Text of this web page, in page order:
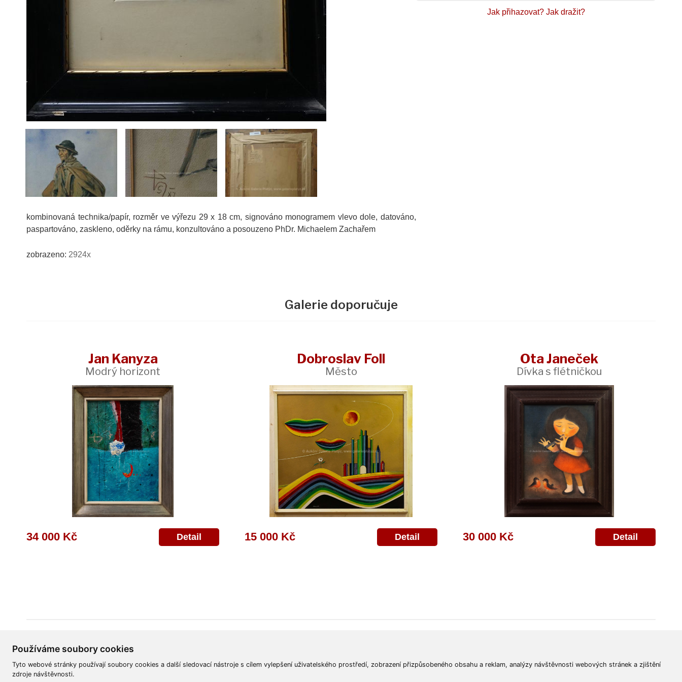
Používáme soubory cookies
Tyto webové stránky používají soubory cookies a další sledovací nástroje s cílem vylepšení uživatelského prostředí, zobrazení přizpůsobeného obsahu a reklam, analýzy návštěvnosti webových stránek a zjištění
zdroje návštěvnosti.
kombinovaná technika/papír, rozměr ve výřezu 29 x 18 cm, signováno monogramem vlevo dole, datováno,
paspartováno, zaskleno, oděrky na rámu, konzultováno a posouzeno PhDr. Michaelem Zachařem
zobrazeno: 2924x
Jak přihazovat? Jak dražit?
Galerie doporučuje
Jan Kanyza
Modrý horizont
34 000 Kč Detail
Dobroslav Foll
Město
15 000 Kč Detail
Ota Janeček
Dívka s flétničkou
30 000 Kč Detail